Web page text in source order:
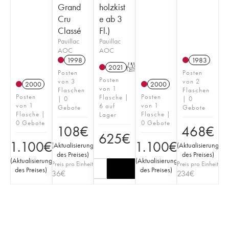
2000
Posten
von 1
Flasche |
0 Gebote
1.100€
(Aktualisierung
des Preises)
Grand
Cru
Classé
Pauillac
AOC
1998
Posten
von 3
Flaschen
| 0
Gebote
108€
(Aktualisierung
des Preises)
Preis pro Einheit
36€
holzkist
e ab 3
Fl.)
Pauillac
AOC
2021 T
Posten
von 1
Flasche |
6 auf
Lager
625€
2000
Posten
von 1
Flasche |
0 Gebote
1.100€
(Aktualisierung
des Preises)
1983
Posten
von 2
Flaschen
| 0
Gebote
468€
(Aktualisierung
des Preises)
Preis pro Einheit
234€